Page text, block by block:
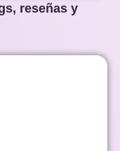
reseñas y